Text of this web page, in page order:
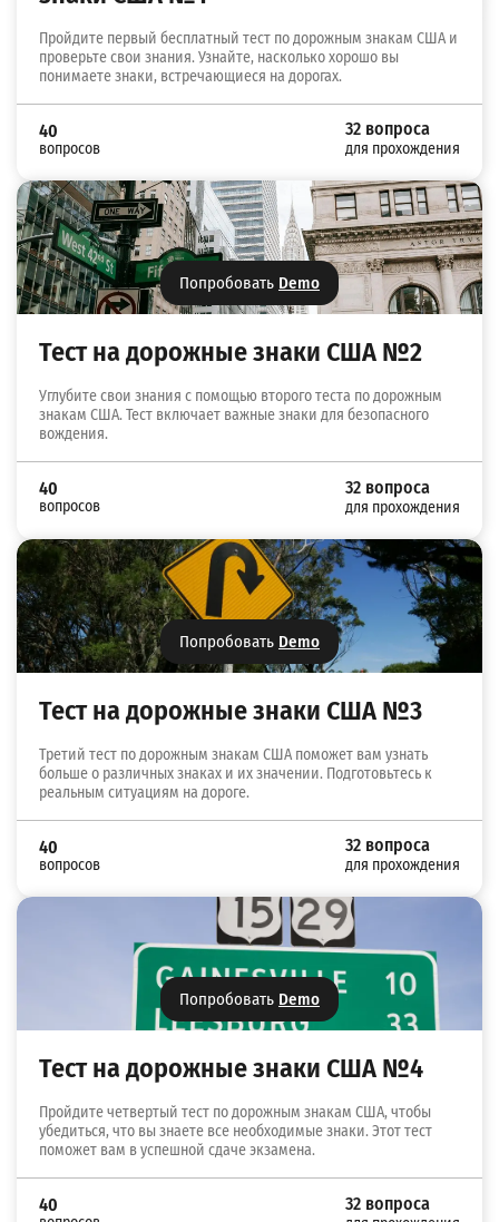
Пройдите первый бесплатный тест по дорожным знакам США и
проверьте свои знания. Узнайте, насколько хорошо вы
понимаете знаки, встречающиеся на дорогах.
40
вопросов
32 вопроса
для прохождения
Попробовать Demo
Тест на дорожные знаки США №2
Углубите свои знания с помощью второго теста по дорожным
знакам США. Тест включает важные знаки для безопасного
вождения.
40
вопросов
32 вопроса
для прохождения
Попробовать Demo
Тест на дорожные знаки США №3
Третий тест по дорожным знакам США поможет вам узнать
больше о различных знаках и их значении. Подготовьтесь к
реальным ситуациям на дороге.
40
вопросов
32 вопроса
для прохождения
Попробовать Demo
Тест на дорожные знаки США №4
Пройдите четвертый тест по дорожным знакам США, чтобы
убедиться, что вы знаете все необходимые знаки. Этот тест
поможет вам в успешной сдаче экзамена.
40 32 вопроса